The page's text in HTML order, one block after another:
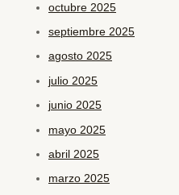
octubre 2025
septiembre 2025
agosto 2025
julio 2025
junio 2025
mayo 2025
abril 2025
marzo 2025